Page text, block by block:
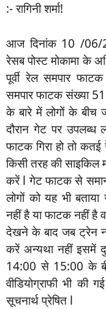
:- रागिनी शर्मा!
आज दिनांक 10 /06/
रेसब पोस्ट मोकामा के
पूर्वी रेल समपार
समपार फाटक संख्या 51
के बारे में लोगों के बीच
दौरान गेट पर उपलब्ध
फाटक गिरा हो तो
किसी तरह की साइकिल
करें l गेट फाटक से
लोगों को यह भी
नहीं है या फाटक नहीं है
देखने के बाद जब ट्रेन
करें अन्यथा नहीं इसमें
14:00 से 15:00 के
वीडियोग्राफी भी की
सूचनार्थ प्रेषित l